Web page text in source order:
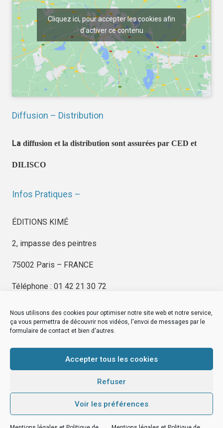
Nous utilisons des cookies pour optimiser notre site web et notre service,
ça vous permettra de découvrir nos vidéos, l'envoi de messages par le
formulaire de contact et bien d'autres.
Accepter tous les cookies
Refuser
Voir les préférences
Cliquez ici, pour accepter les cookies afin
d'activer ce contenu
Diffusion – Distribution
La diffusion et la distribution sont assurées par CED et
DILISCO
Infos Pratiques –
ÉDITIONS KIMÉ
2, impasse des peintres
75002 Paris – FRANCE
Téléphone : 01 42 21 30 72
© byeDovel.com
editionskime.fr